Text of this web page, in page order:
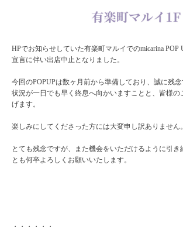
HPでお知らせしていた有楽町マルイでのmicarina POP
宣言に伴い出店中止となりました。
今回のPOPUPは数ヶ月前から準備しており、誠に残
状況が一日でも早く終息へ向かいますことと、皆様の
げます。
楽しみにしてくださった方には大変申し訳ありません。
とても残念ですが、また機会をいただけるように引き
とも何卒よろしくお願いいたします。
・・・・・・